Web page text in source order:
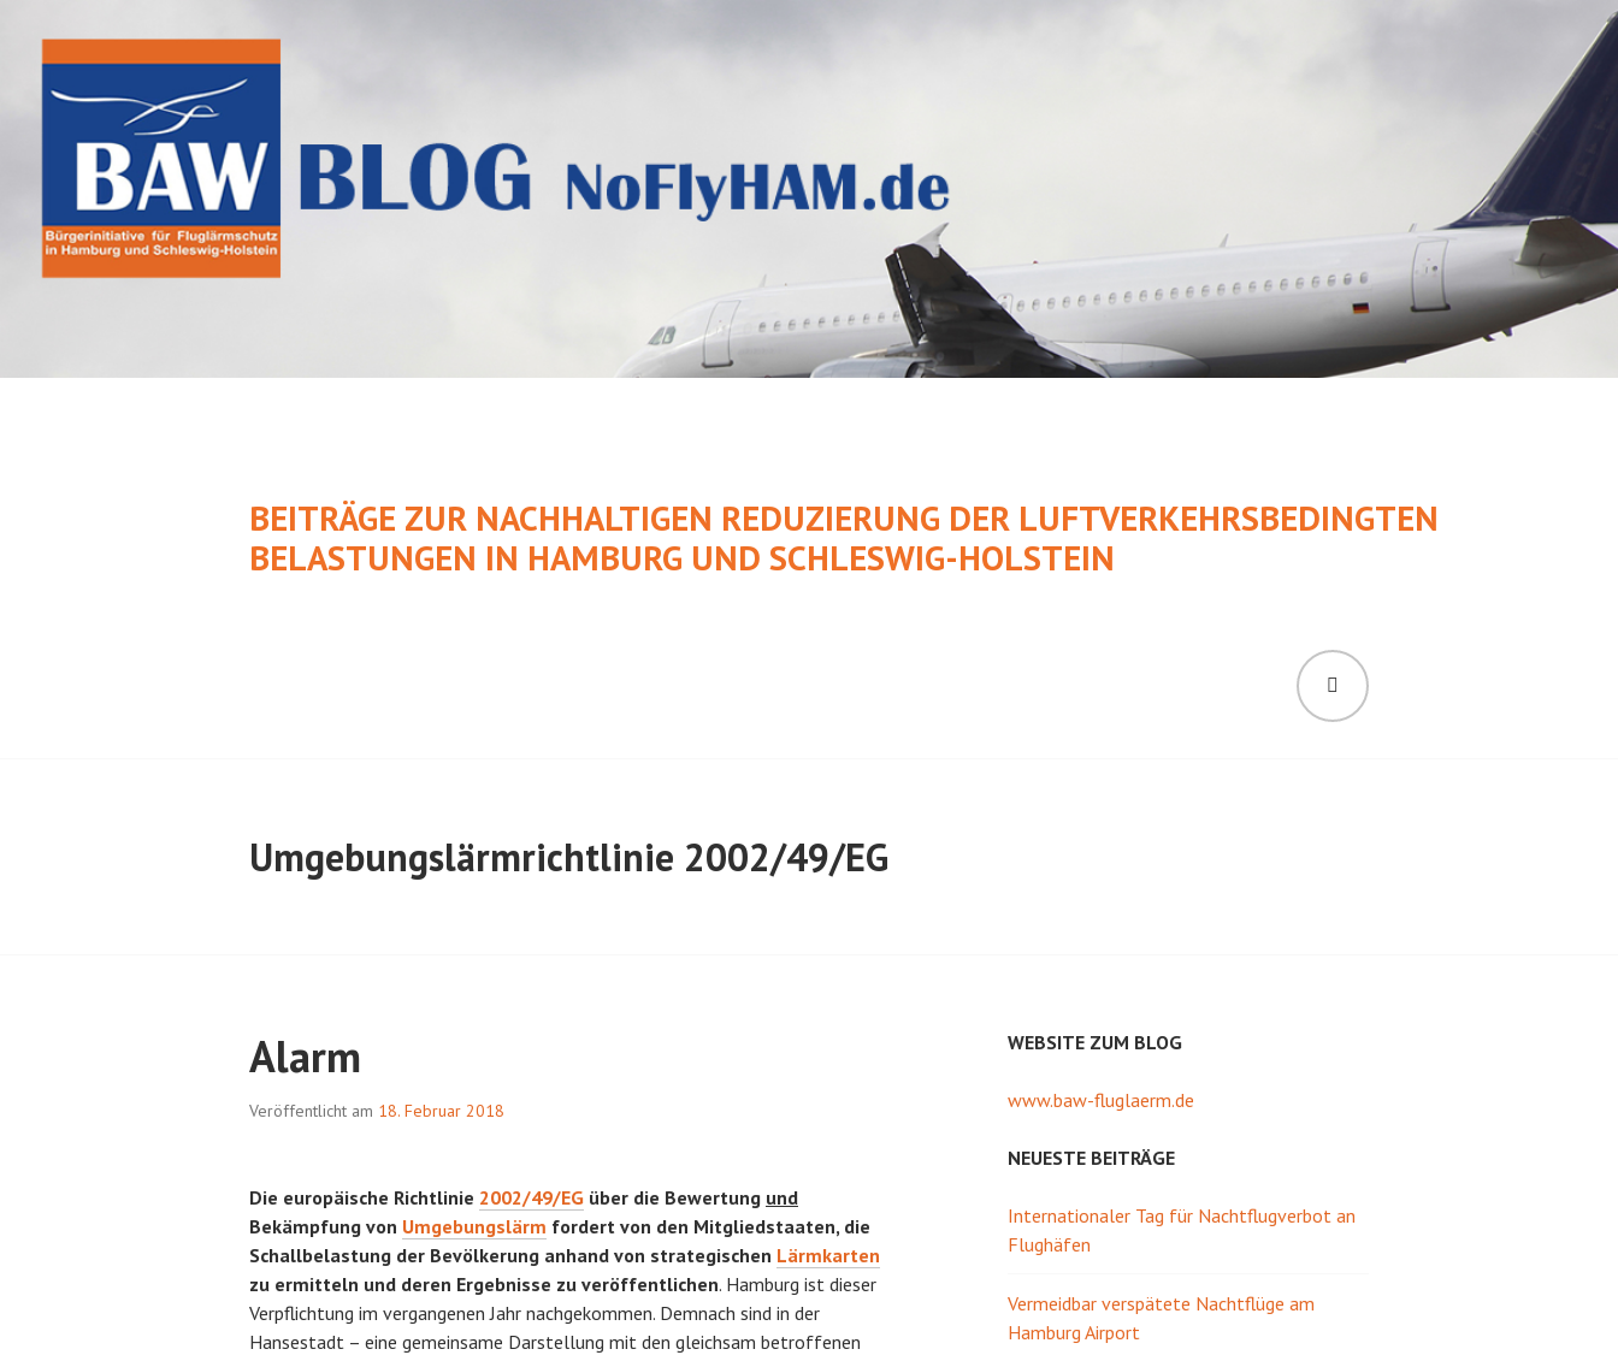
Inhalt
BEITRÄGE ZUR NACHHALTIGEN REDUZIERUNG DER LUFTVERKEHRSBEDINGTEN
BELASTUNGEN IN HAMBURG UND SCHLESWIG-HOLSTEIN
SUCHEN
Umgebungslärmrichtlinie 2002/49/EG
Alarm
Veröffentlicht am 18. Februar 2018
Die europäische Richtlinie 2002/49/EG über die Bewertung und
Bekämpfung von Umgebungslärm fordert von den Mitgliedstaaten, die
Schallbelastung der Bevölkerung anhand von strategischen Lärmkarten
zu ermitteln und deren Ergebnisse zu veröffentlichen. Hamburg ist dieser
Verpflichtung im vergangenen Jahr nachgekommen. Demnach sind in der
Hansestadt – eine gemeinsame Darstellung mit den gleichsam betroffenen
WEBSITE ZUM BLOG
www.baw-fluglaerm.de
NEUESTE BEITRÄGE
Internationaler Tag für Nachtflugverbot an
Flughäfen
Vermeidbar verspätete Nachtflüge am
Hamburg Airport